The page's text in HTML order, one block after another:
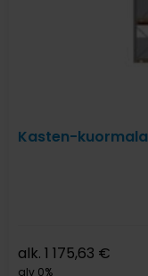
Kasten-
alk. 1 175,63 €
alv 0%